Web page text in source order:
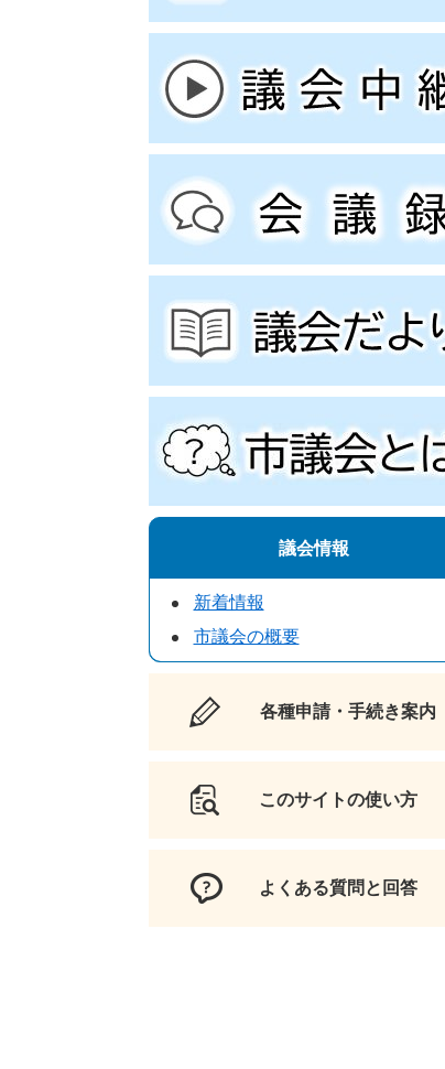
議会情報
新着情報
市議会の概要
各種申請・手続き案内
このサイトの使い方
よくある質問と回答